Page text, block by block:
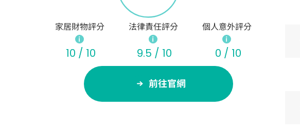
家居財物評分
10 / 10
法律責任評分
9.5 / 10
個人意外評分
0 / 10
前往官網